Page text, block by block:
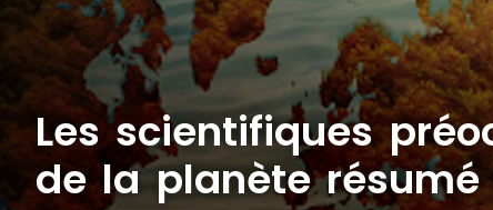
Les scientifiques
de la planète